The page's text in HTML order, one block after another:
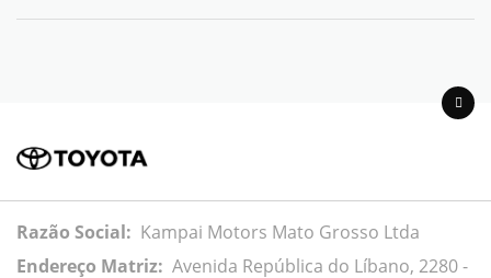
Razão Social: Kampai Motors Mato Grosso Ltda
Endereço Matriz: Avenida República do Líbano, 2280 -